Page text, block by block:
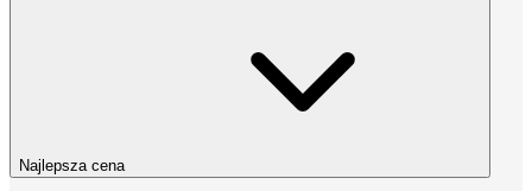
Najlepsza cena